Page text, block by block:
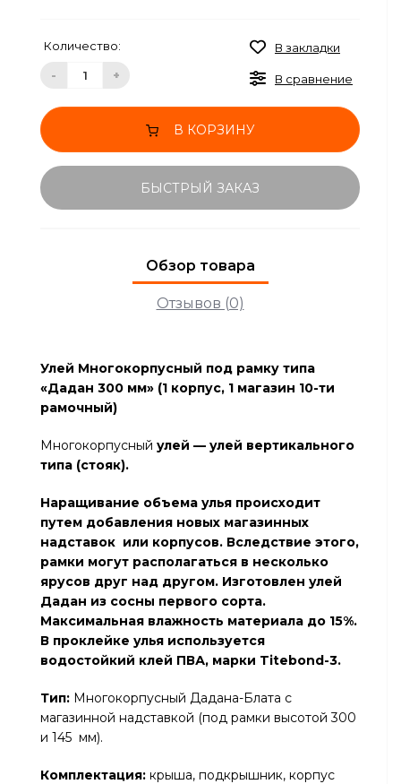
Количество:
- +
В закладки
В сравнение
В КОРЗИНУ
БЫСТРЫЙ ЗАКАЗ
Обзор товара
Отзывов (0)
Улей Многокорпусный под рамку типа
«Дадан 300 мм» (1 корпус, 1 магазин 10-ти
рамочный)
Многокорпусный улей — улей вертикального
типа (стояк).
Наращивание объема улья происходит
путем добавления новых магазинных
надставок или корпусов. Вследствие этого,
рамки могут располагаться в несколько
ярусов друг над другом. Изготовлен улей
Дадан из сосны первого сорта.
Максимальная влажность материала до 15%.
В проклейке улья используется
водостойкий клей ПВА, марки Titebond-3.
Тип: Многокорпусный Дадана-Блата с
магазинной надставкой (под рамки высотой 300
и 145 мм).
Комплектация: крыша, подкрышник, корпус